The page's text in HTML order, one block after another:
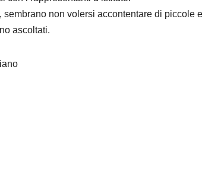
sembrano non volersi accontentare di piccole
ascoltati.